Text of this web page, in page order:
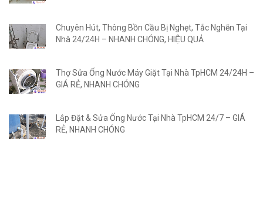
Chuyên Hút, Thông Bồn Cầu Bị Nghẹt, Tắc Nghẽn Tại
Nhà 24/24H – NHANH CHÓNG, HIỆU QUẢ
Thợ Sửa Ống Nước Máy Giặt Tại Nhà TpHCM 24/24H –
GIÁ RẺ, NHANH CHÓNG
Lắp Đặt & Sửa Ống Nước Tại Nhà TpHCM 24/7 – GIÁ
RẺ, NHANH CHÓNG